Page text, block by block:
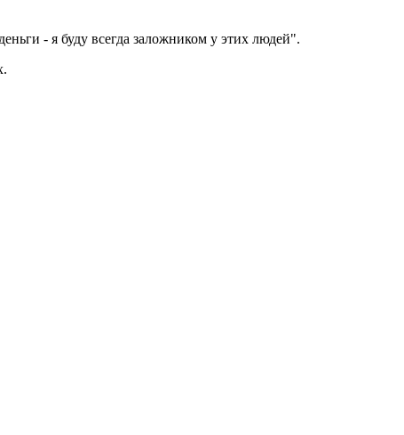
- я буду всегда заложником у этих людей".